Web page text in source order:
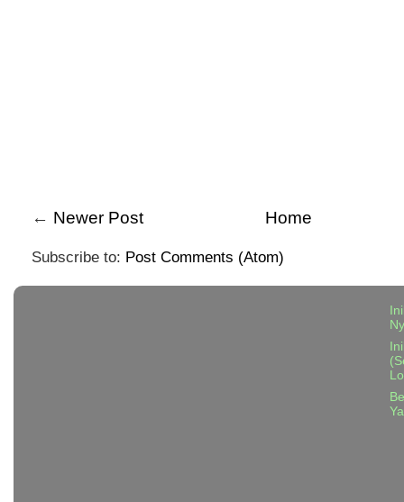
← Newer Post Home
Subscribe to: Post Comments (Atom)